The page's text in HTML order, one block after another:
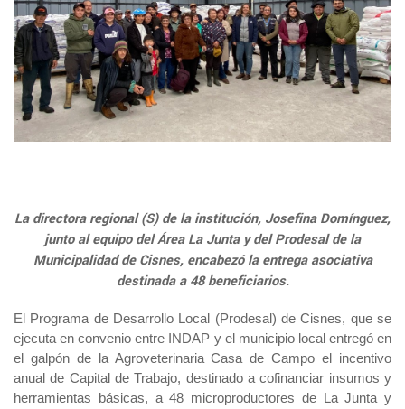
Oficina virtual de atención ciudadana
Indicadores de Gestión
Trabaje en INDAP
Programa de Alianzas Productivas
Crédito Corto Plazo
Ver todos los Programas
Concursos de Fomento
Biobío
Magallanes
Seminarios
Biblioteca
Contacto de Prensa
Podcast
Fotografía
Biblioteca
La directora regional (S) de la institución, Josefina Domínguez,
junto al equipo del Área La Junta y del Prodesal de la
Municipalidad de Cisnes, encabezó la entrega asociativa
destinada a 48 beneficiarios.
El Programa de Desarrollo Local (Prodesal) de Cisnes, que se
ejecuta en convenio entre INDAP y el municipio local entregó en
el galpón de la Agroveterinaria Casa de Campo el incentivo
anual de Capital de Trabajo, destinado a cofinanciar insumos y
herramientas básicas, a 48 microproductores de La Junta y